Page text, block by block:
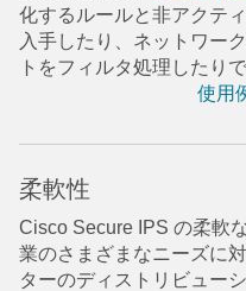
化するルールと非アクテ
入手したり、ネットワー
トをフィルタ処理したり
使用
柔軟性
Cisco Secure IPS の柔軟
業のさまざまなニーズに
ターのディストリビュー